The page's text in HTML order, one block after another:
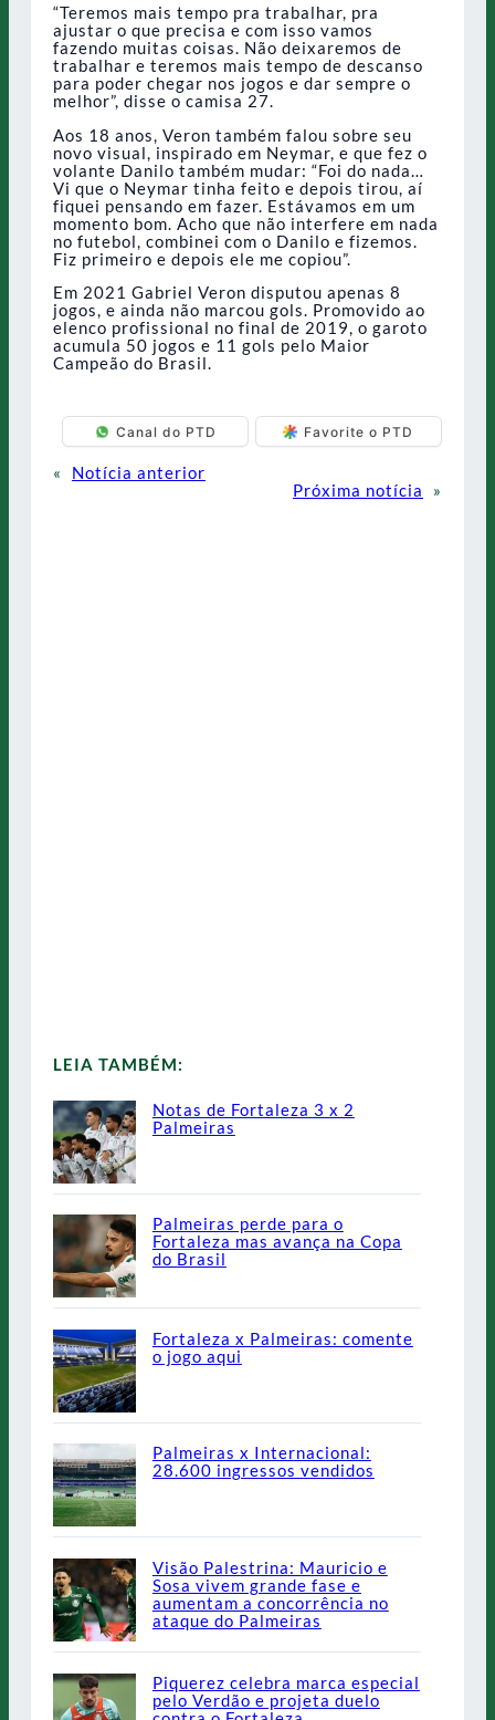
“Teremos mais tempo pra trabalhar, pra
ajustar o que precisa e com isso vamos
fazendo muitas coisas. Não deixaremos de
trabalhar e teremos mais tempo de descanso
para poder chegar nos jogos e dar sempre o
melhor”, disse o camisa 27.
Aos 18 anos, Veron também falou sobre seu
novo visual, inspirado em Neymar, e que fez o
volante Danilo também mudar: “Foi do nada…
Vi que o Neymar tinha feito e depois tirou, aí
fiquei pensando em fazer. Estávamos em um
momento bom. Acho que não interfere em nada
no futebol, combinei com o Danilo e fizemos.
Fiz primeiro e depois ele me copiou”.
Em 2021 Gabriel Veron disputou apenas 8
jogos, e ainda não marcou gols. Promovido ao
elenco profissional no final de 2019, o garoto
acumula 50 jogos e 11 gols pelo Maior
Campeão do Brasil.
Canal do PTD Favorite o PTD
«
Notícia anterior
Próxima notícia
»
LEIA TAMBÉM:
Notas de Fortaleza 3 x 2
Palmeiras
Palmeiras perde para o
Fortaleza mas avança na Copa
do Brasil
Fortaleza x Palmeiras: comente
o jogo aqui
Palmeiras x Internacional:
28.600 ingressos vendidos
Visão Palestrina: Mauricio e
Sosa vivem grande fase e
aumentam a concorrência no
ataque do Palmeiras
Piquerez celebra marca especial
pelo Verdão e projeta duelo